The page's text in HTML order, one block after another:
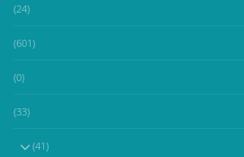
(24)
(601)
(0)
(33)
(41)